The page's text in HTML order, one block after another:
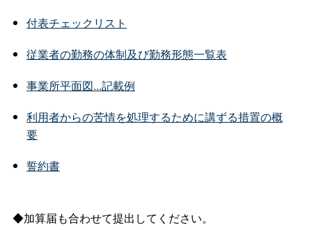
付表チェックリスト
従業者の勤務の体制及び勤務形態一覧表
事業所平面図...記載例
利用者からの苦情を処理するために講ずる措置の概
要
誓約書
◆加算届も合わせて提出してください。